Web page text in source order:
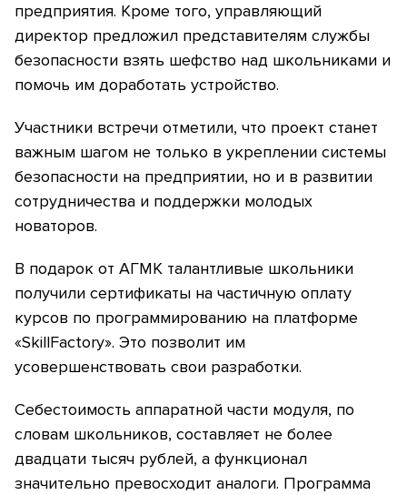
предприятия. Кроме того, управляющий
директор предложил представителям службы
безопасности взять шефство над школьниками и
помочь им доработать устройство.
Участники встречи отметили, что проект станет
важным шагом не только в укреплении системы
безопасности на предприятии, но и в развитии
сотрудничества и поддержки молодых
новаторов.
В подарок от АГМК талантливые школьники
получили сертификаты на частичную оплату
курсов по программированию на платформе
«SkillFactory». Это позволит им
усовершенствовать свои разработки.
Себестоимость аппаратной части модуля, по
словам школьников, составляет не более
двадцати тысяч рублей, а функционал
значительно превосходит аналоги. Программа